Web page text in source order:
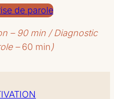
de parole
– 90 min / Diagnostic
–60 min)